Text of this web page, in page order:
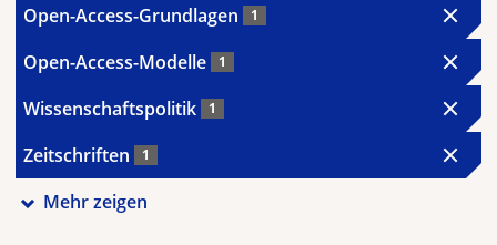
Open-Access-Grundlagen 1
Open-Access-Modelle 1
Wissenschaftspolitik 1
Zeitschriften 1
Mehr zeigen